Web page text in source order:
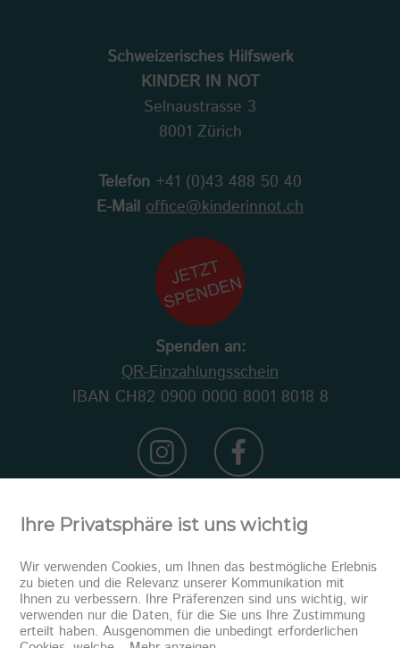
Schweizerisches Hilfswerk
KINDER IN NOT
Selnaustrasse 3
8001 Zürich
Telefon +41 (0)43 488 50 40
E-Mail office@kinderinnot.ch
Spenden an:
QR-Einzahlungsschein
IBAN CH82 0900 0000 8001 8018 8
Ihre Privatsphäre ist uns wichtig
Wir verwenden Cookies, um Ihnen das bestmögliche Erlebnis
zu bieten und die Relevanz unserer Kommunikation mit
Ihnen zu verbessern. Ihre Präferenzen sind uns wichtig, wir
verwenden nur die Daten, für die Sie uns Ihre Zustimmung
erteilt haben. Ausgenommen die unbedingt erforderlichen